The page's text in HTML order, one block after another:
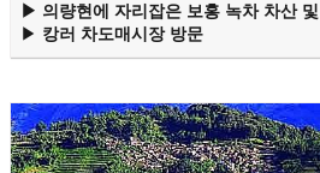
▶ 의량현에 자리잡은 보홍 녹차 차산
▶ 캉러 차도매시장 방문